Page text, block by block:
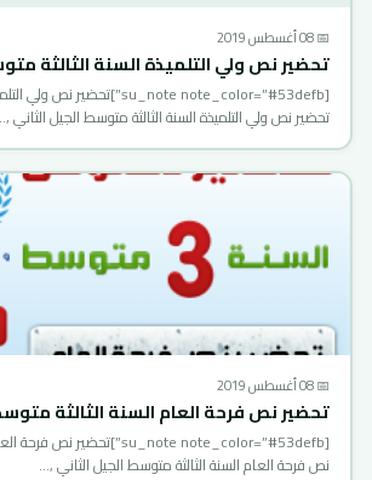
📅 08 أغسطس 2019
تحضير نص ولي التلميذة السنة الثالثة
تحضير نص ولي التلميذة السنة الثالثة متوسط الجيل الثاني
📅 08 أغسطس 2019
تحضير نص فرحة العام السنة الثالثة
نص فرحة العام السنة الثالثة متوسط الجيل الثاني ,…